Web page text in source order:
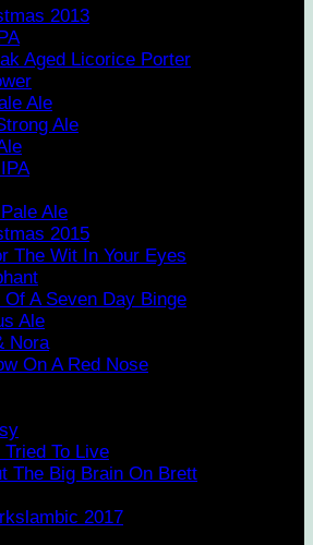
2013
Aged Licorice Porter
Ale
Ale
Ale
2015
The Wit In Your Eyes
A Seven Day Binge
Ale
Nora
On A Red Nose
To Live
The Big Brain On Brett
2017